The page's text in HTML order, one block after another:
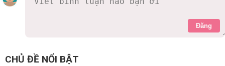
Đăng
CHỦ ĐỀ NỔI BẬT